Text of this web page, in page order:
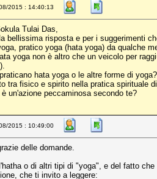
2015 : 14:40:13
Tulai Das,
bellissima risposta e per i suggerimenti
pratico yoga (hata yoga) da qualche
yoga non è altro che un veicolo per
hata yoga o le altre forme di yoga?
tra fisico e spirito nella pratica spirituale
è un'azione peccaminosa secondo te?
2015 : 10:49:00
delle domande.
o di altri tipi di "yoga", e del fatto
che ti invito a leggere: